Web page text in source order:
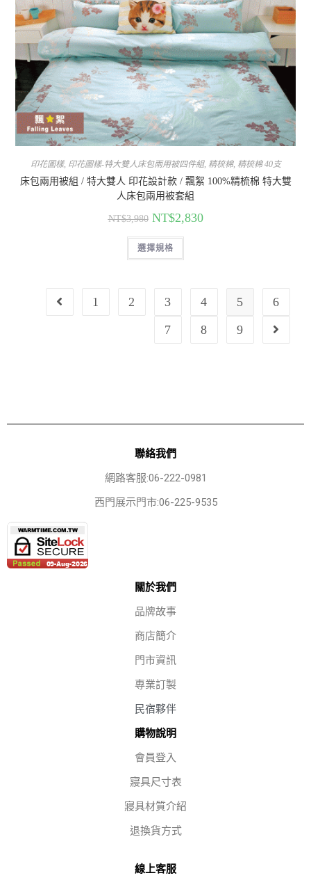
印花圖樣, 印花圖樣-特大雙人床包兩用被四件組, 精梳棉, 精梳棉 40支
床包兩用被組 / 特大雙人 印花設計款 / 飄絮 100%精梳棉 特大雙
人床包兩用被套組
NT$3,980 NT$2,830
選擇規格
1 2 3 4 5
6
7
8 9
聯絡我們
網路客服:06-222-0981
西門展示門市:06-225-9535
關於我們
品牌故事
商店簡介
門市資訊
專業訂製
民宿夥伴
購物說明
會員登入
寢具尺寸表
寢具材質介紹
退換貨方式
線上客服